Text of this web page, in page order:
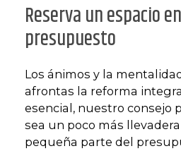
Reserva un espacio
presupuesto
Los ánimos y la
afrontas la reforma
esencial, nuestro consejo
sea un poco más
pequeña parte del